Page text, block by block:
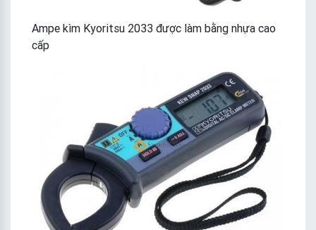
Ampe kìm Kyoritsu 2033 được làm bằng nhựa cao
cấp